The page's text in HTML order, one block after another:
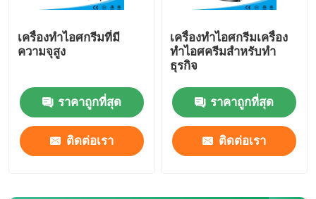
เครื่องทำไอศกรีมที่มี
ความจุสูง
ราคาถูกที่สุด
ติดต่อเรา
เครื่องทำไอศกรีมเครื่อง
ทำไอศครีมสำหรับทำ
ธุรกิจ
ราคาถูกที่สุด
ติดต่อเรา